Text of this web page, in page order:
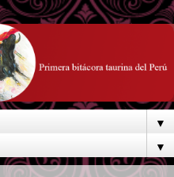
▼
▼